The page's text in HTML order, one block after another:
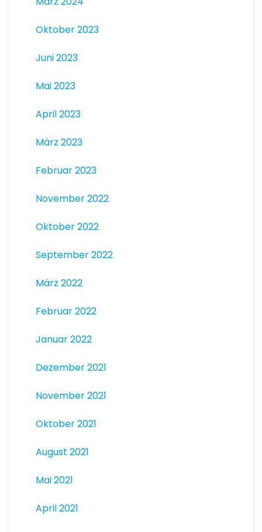
Oktober 2023
Juni 2023
Mai 2023
April 2023
März 2023
Februar 2023
November 2022
Oktober 2022
September 2022
März 2022
Februar 2022
Januar 2022
Dezember 2021
November 2021
Oktober 2021
August 2021
Mai 2021
April 2021